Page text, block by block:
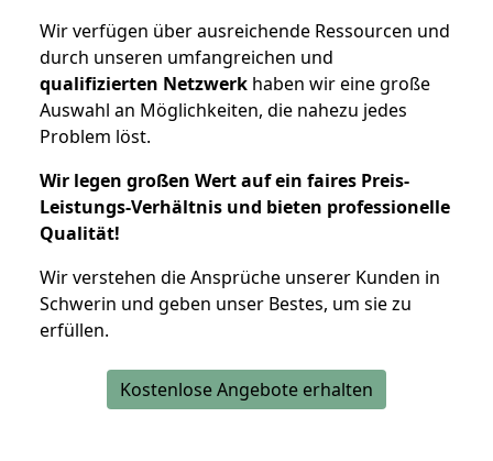
Wir verfügen über ausreichende Ressourcen und
durch unseren umfangreichen und
qualifizierten Netzwerk haben wir eine große
Auswahl an Möglichkeiten, die nahezu jedes
Problem löst.
Wir legen großen Wert auf ein faires Preis-
Leistungs-Verhältnis und bieten professionelle
Qualität!
Wir verstehen die Ansprüche unserer Kunden in
Schwerin und geben unser Bestes, um sie zu
erfüllen.
Kostenlose Angebote erhalten